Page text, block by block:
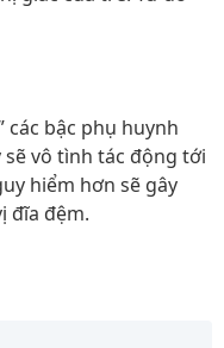
các bậc phụ huynh
sẽ vô tình tác động tới
hiểm hơn sẽ gây
đĩa đệm.